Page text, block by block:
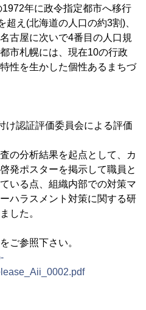
年に政令指定都市へ移行
超え(北海道の人口の約3割)、
古屋に次いで4番目の人口規
市札幌には、現在10の行政
性を生かした個性あるまちづ
け認証評価委員会による評価
の分析結果を起点として、カ
発ポスターを掲示して職員と
いる点、組織内部での対策マ
ハラスメント対策に関する研
した。
ご参照下さい。